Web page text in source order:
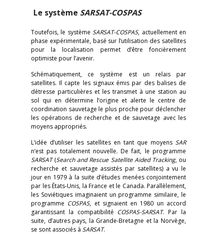
Le système SARSAT-COSPAS
Toutefois, le systèmeSARSAT-COSPAS, actuellement en
phase expérimentale, basé sur l’utilisation des satellites
pour la localisation permet d’être foncièrement
optimiste pour l’avenir.
Schématiquement, ce système est un relais par
satellites. Il capte les signaux émis par des balises de
détresse particulières et les transmet à une station au
sol qui en détermine l’origine et alerte le centre de
coordination sauvetage le plus proche pour déclencher
les opérations de recherche et de sauvetage avec les
moyens appropriés.
L’idée d’utiliser les satellites en tant que moyens SAR
n’est pas totalement nouvelle. De fait, le programme
SARSAT(Search and Rescue Satellite Aided Tracking, ou
recherche et sauvetage assistés par satellites) a vu le
jour en 1979 à la suite d’études menées conjointement
par les États-Unis, la France et le Canada. Parallèlement,
les Soviétiques imaginaient un programme similaire, le
programme COSPAS, et signaient en 1980 un accord
garantissant la compatibilité COSPAS-SARSAT. Par la
suite, d’autres pays, la Grande-Bretagne et la Norvège,
se sont associés à SARSAT.